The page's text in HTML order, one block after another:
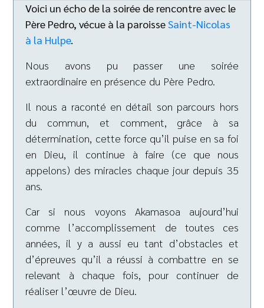
Voici un écho de la soirée de rencontre avec le
Père Pedro, vécue à la paroisse Saint-Nicolas
à la Hulpe.
Nous avons pu passer une soirée
extraordinaire en présence du Père Pedro.
Il nous a raconté en détail son parcours hors
du commun, et comment, grâce à sa
détermination, cette force qu’il puise en sa foi
en Dieu, il continue à faire (ce que nous
appelons) des miracles chaque jour depuis 35
ans.
Car si nous voyons Akamasoa aujourd’hui
comme l’accomplissement de toutes ces
années, il y a aussi eu tant d’obstacles et
d’épreuves qu’il a réussi à combattre en se
relevant à chaque fois, pour continuer de
réaliser l’œuvre de Dieu.